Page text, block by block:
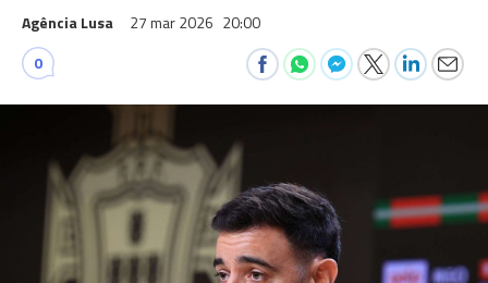
Agência Lusa 27 mar 2026 20:00
0